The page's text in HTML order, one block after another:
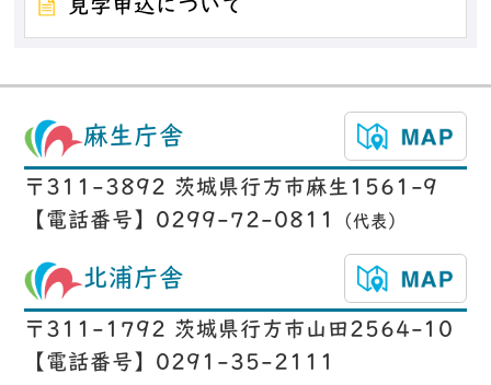
見学申込について
麻生庁舎
〒311-3892 茨城県行方市麻生1561-9
【電話番号】0299-72-0811
（代表）
北浦庁舎
〒311-1792 茨城県行方市山田2564-10
【電話番号】0291-35-2111